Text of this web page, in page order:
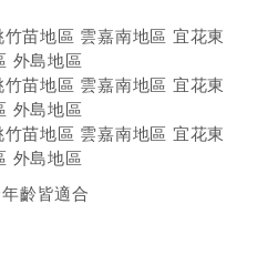
苗地區 雲嘉南地區 宜花東
外島地區
苗地區 雲嘉南地區 宜花東
外島地區
苗地區 雲嘉南地區 宜花東
外島地區
齡皆適合